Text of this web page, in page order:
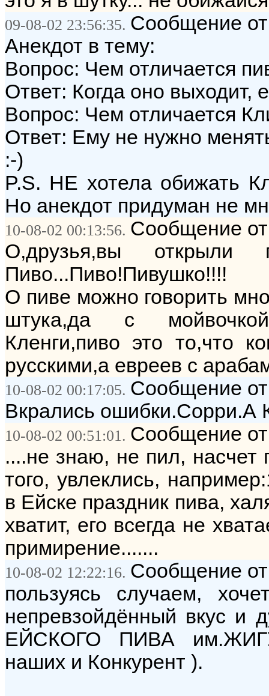
09-08-02 23:56:35. Сообщение
Анекдот в тему:
Вопрос: Чем отличается
Ответ: Когда оно выходит,
Вопрос: Чем отличается
Ответ: Ему не нужно
:-)
P.S. НЕ хотела обижать
Но анекдот придуман не
10-08-02 00:13:56. Сообщение
О,друзья,вы открыли
Пиво...Пиво!Пивушко!!!!
О пиве можно говорить
штука,да с
Кленги,пиво это то,что
русскими,а евреев с
10-08-02 00:17:05. Сообщение
Вкрались ошибки.Сорри.А
10-08-02 00:51:01. Сообщение
....не знаю, не пил, насчет
того, увлеклись,
в Ейске праздник пива,
хватит, его всегда не
примирение.......
10-08-02 12:22:16. Сообщение
пользуясь случаем,
непревзойдённый вкус и
ЕЙСКОГО ПИВА
наших и Конкурент ).